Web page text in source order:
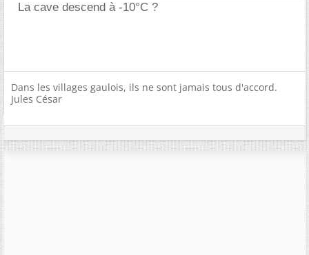
La cave descend à -10°C ?
Dans les villages gaulois, ils ne sont jamais tous d'accord.
Jules César